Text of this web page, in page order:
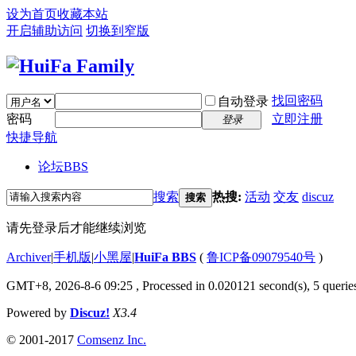
设为首页收藏本站
开启辅助访问 切换到窄版
自动登录 找回密码
密码
登录
立即注册
快捷导航
论坛BBS
搜索 搜索 热搜: 活动 交友 discuz
请先登录后才能继续浏览
Archiver|手机版|小黑屋|HuiFa BBS ( 鲁ICP备09079540号 )
GMT+8, 2026-8-6 09:25 , Processed in 0.020121 second(s), 5
Powered by Discuz! X3.4
© 2001-2017 Comsenz Inc.